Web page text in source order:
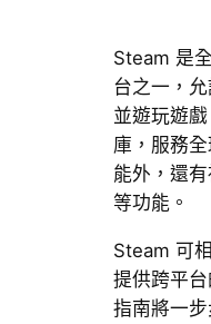
Steam 是
台之一，
並遊玩遊
庫，服務
能外，還
等功能。
Steam 可
提供跨平
指南將一步